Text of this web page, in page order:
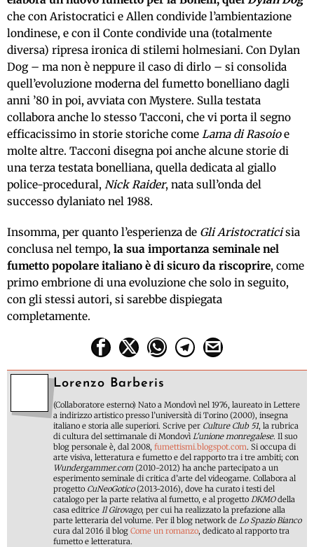
che con Aristocratici e Allen condivide l’ambientazione
londinese, e con il Conte condivide una (totalmente
diversa) ripresa ironica di stilemi holmesiani. Con Dylan
Dog – ma non è neppure il caso di dirlo – si consolida
quell’evoluzione moderna del fumetto bonelliano dagli
anni ’80 in poi, avviata con Mystere. Sulla testata
collabora anche lo stesso Tacconi, che vi porta il segno
efficacissimo in storie storiche come Lama di Rasoioe
molte altre. Tacconi disegna poi anche alcune storie di
una terza testata bonelliana, quella dedicata al giallo
police-procedural, Nick Raider, nata sull’onda del
successo dylaniato nel 1988.
Insomma, per quanto l’esperienza de Gli Aristocraticisia
conclusa nel tempo, la sua importanza seminale nel
fumetto popolare italiano è di sicuro da riscoprire, come
primo embrione di una evoluzione che solo in seguito,
con gli stessi autori, si sarebbe dispiegata
completamente.
Lorenzo Barberis
(Collaboratore esterno) Nato a Mondovì nel 1976, laureato in Lettere
a indirizzo artistico presso l’università di Torino (2000), insegna
italiano e storia alle superiori. Scrive per Culture Club 51, la rubrica
di cultura del settimanale di MondovìL'unione monregalese. Il suo
blog personale è, dal 2008, fumettismi.blogspot.com. Si occupa di
arte visiva, letteratura e fumetto e del rapporto tra i tre ambiti; con
Wundergammer.com (2010-2012) ha anche partecipato a un
esperimento seminale di critica d’arte del videogame. Collabora al
progetto CuNeoGotico(2013-2016), dove ha curato i testi del
catalogo per la parte relativa al fumetto, e al progetto DKMOdella
casa editrice Il Girovago, per cui ha realizzato la prefazione alla
parte letteraria del volume. Per il blog network de Lo Spazio Bianco
cura dal 2016 il blog Come un romanzo, dedicato al rapporto tra
fumetto e letteratura.